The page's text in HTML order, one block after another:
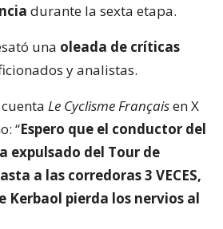
durante la sexta etapa.
una oleada de críticas
y analistas.
Le Cyclisme Françaisen X
“Espero que el conductor del
expulsado del Tour de
a las corredoras 3 VECES,
Kerbaol pierda los nervios al